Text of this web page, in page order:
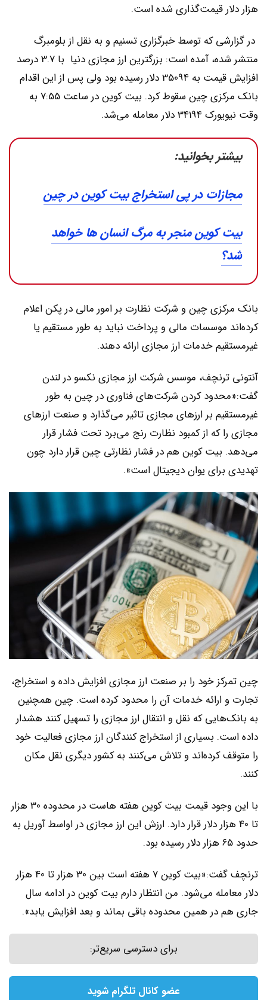
هزار دلار قیمت‌گذاری شده است.
در گزارشی که توسط خبرگزاری تسنیم و به نقل از بلومبرگ
منتشر شده، آمده است: بزرگترین ارز مجازی دنیا با 3.7 درصد
افزایش قیمت به 35094 دلار رسیده بود ولی پس از این اقدام
بانک مرکزی چین سقوط کرد. بیت کوین در ساعت 7:55 به
وقت نیویورک 34194 دلار معامله می‌شد.
بیشتر بخوانید:
مجازات در پی استخراج بیت کوین در چین
بیت کوین منجر به مرگ انسان ها خواهد
شد؟
بانک مرکزی چین و شرکت نظارت بر امور مالی در پکن اعلام
کرده‌اند موسسات مالی و پرداخت نباید به طور مستقیم یا
غیرمستقیم خدمات ارز مجازی ارائه دهند.
آنتونی ترنچف، موسس شرکت ارز مجازی نکسو در لندن
گفت:«محدود کردن شرکت‌های فناوری در چین به طور
غیرمستقیم بر ارزهای مجازی تاثیر می‌گذارد و صنعت ارزهای
مجازی را که از کمبود نظارت رنج می‌برد تحت فشار قرار
می‌دهد. بیت کوین هم در فشار نظارتی چین قرار دارد چون
تهدیدی برای یوان دیجیتال است».
چین تمرکز خود را بر صنعت ارز مجازی افزایش داده و استخراج،
تجارت و ارائه خدمات آن را محدود کرده است. چین همچنین
به بانک‌هایی که نقل و انتقال ارز مجازی را تسهیل کنند هشدار
داده است. بسیاری از استخراج کنندگان ارز مجازی فعالیت خود
را متوقف کرده‌اند و تلاش می‌کنند به کشور دیگری نقل مکان
کنند.
با این وجود قیمت بیت کوین هفته هاست در محدوده 30 هزار
تا 40 هزار دلار قرار دارد. ارزش این ارز مجازی در اواسط آوریل به
حدود 65 هزار دلار رسیده بود.
ترنچف گفت:«بیت کوین 7 هفته است بین 30 هزار تا 40 هزار
دلار معامله می‌شود. من انتظار دارم بیت کوین در ادامه سال
جاری هم در همین محدوده باقی بماند و بعد افزایش یابد».
برای دسترسی سریع‌تر:
عضو کانال تلگرام شوید